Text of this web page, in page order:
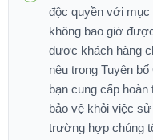
độc quyền với
không bao giờ
được khách hàng
nêu trong Tuyên
bạn cung cấp
bảo vệ khỏi việc
trường hợp chúng